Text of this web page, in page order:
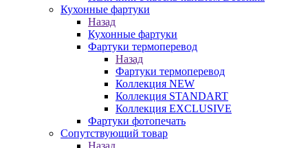
Кухонные фартуки
Назад
Кухонные фартуки
Фартуки термоперевод
Назад
Фартуки термоперевод
Коллекция NEW
Коллекция STANDART
Коллекция EXCLUSIVE
Фартуки фотопечать
Сопутствующий товар
Назад